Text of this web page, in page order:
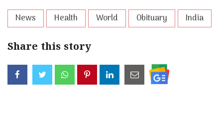
News Health World Obituary India
Share this story